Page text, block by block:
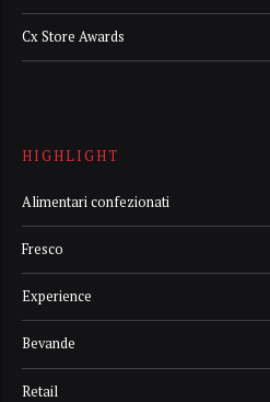
Cx Store Awards
HIGHLIGHT
Alimentari confezionati
Fresco
Experience
Bevande
Retail